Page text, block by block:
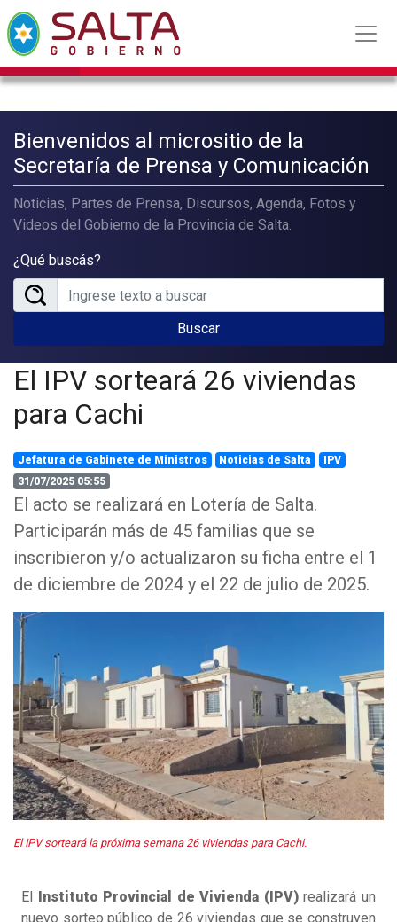
Bienvenidos al micrositio de la
Secretaría de Prensa y Comunicación
Noticias, Partes de Prensa, Discursos, Agenda, Fotos y
Videos del Gobierno de la Provincia de Salta.
¿Qué buscás?
Buscar
El IPV sorteará 26 viviendas
para Cachi
Jefatura de Gabinete de Ministros Noticias de Salta
IPV
31/07/2025 05:55
El acto se realizará en Lotería de Salta.
Participarán más de 45 familias que se
inscribieron y/o actualizaron su ficha entre el 1
de diciembre de 2024 y el 22 de julio de 2025.
El IPV sorteará la próxima semana 26 viviendas para Cachi.
El Instituto Provincial de Vivienda (IPV)realizará un
nuevo sorteo público de 26 viviendas que se construyen